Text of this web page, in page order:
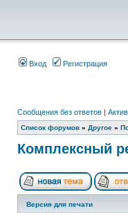
Вход Регистрация
Сообщения без ответов |
Список форумов » Другое »
Комплексный
Версия для печати